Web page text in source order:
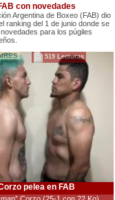
con novedades
Argentina de Boxeo (FAB) dio
ranking del 1 de junio donde se
para los púgiles
519 Lecturas
pelea en FAB